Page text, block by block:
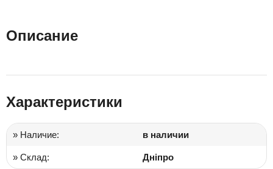
Описание
Характеристики
» Наличие: в наличии
» Склад: Дніпро